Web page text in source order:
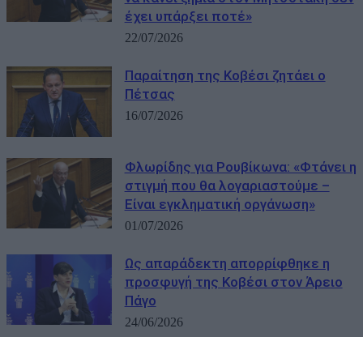
έχει υπάρξει ποτέ»
22/07/2026
Παραίτηση της Κοβέσι ζητάει ο
Πέτσας
16/07/2026
Φλωρίδης για Ρουβίκωνα: «Φτάνει η
στιγμή που θα λογαριαστούμε –
Είναι εγκληματική οργάνωση»
01/07/2026
Ως απαράδεκτη απορρίφθηκε η
προσφυγή της Κοβέσι στον Άρειο
Πάγο
24/06/2026